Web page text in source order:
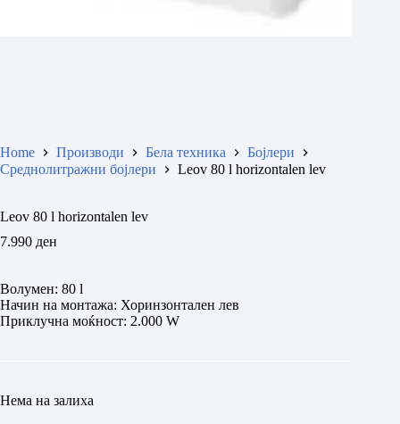
Home Производи Бела техника
Бојлери
Среднолитражни бојлери
Leov 80 l horizontalen lev
Leov 80 l horizontalen lev
7.990 ден
Волумен: 80 l
Начин на монтажа: Хоринзонтален лев
Приклучна моќност: 2.000 W
Нема на залиха